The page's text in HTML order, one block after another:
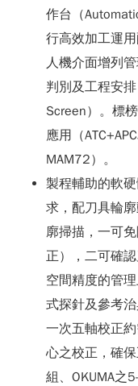
作台（
行高效加工運
人機介面增列
判別及工程安
Screen）。標
應用（
MAM72）。
製程輔助的軟
求，配刀具輪
廓掃描，一可
正），二可確
空間精度的管
式探針及參考
一次五軸校正
心之校正，確
組、OKUMA之